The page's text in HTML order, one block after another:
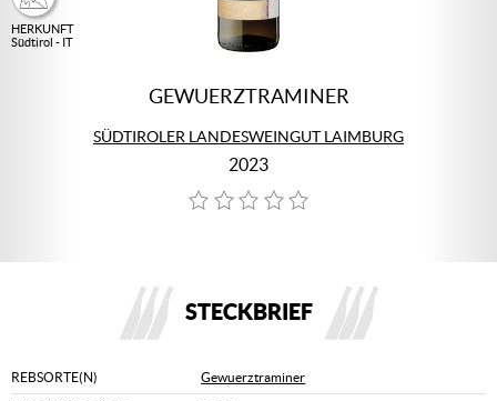
HERKUNFT
Südtirol - IT
GEWUERZTRAMINER
SÜDTIROLER LANDESWEINGUT LAIMBURG
2023
STECKBRIEF
REBSORTE(N) Gewuerztraminer